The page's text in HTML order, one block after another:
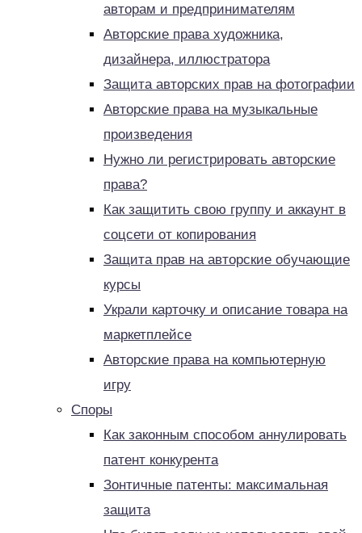
авторам и предпринимателям
Авторские права художника,
дизайнера, иллюстратора
Защита авторских прав на фотографии
Авторские права на музыкальные
произведения
Нужно ли регистрировать авторские
права?
Как защитить свою группу и аккаунт в
соцсети от копирования
Защита прав на авторские обучающие
курсы
Украли карточку и описание товара на
маркетплейсе
Авторские права на компьютерную
игру
Споры
Как законным способом аннулировать
патент конкурента
Зонтичные патенты: максимальная
защита